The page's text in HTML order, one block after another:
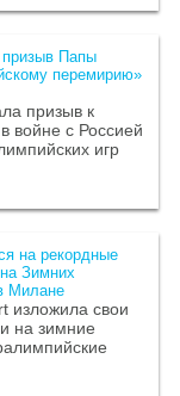
Папы
перемирию»
призыв к
войне с Россией
игр
на рекордные
Зимних
Милане
изложила свои
на зимние